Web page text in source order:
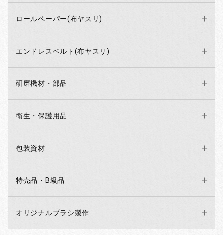
ロールペーパー(布ヤスリ)
エンドレスベルト(布ヤスリ)
研磨機材・部品
衛生・保護用品
包装資材
特売品・B級品
オリジナルブラシ製作